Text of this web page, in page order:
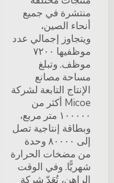
منتشرة في جميع
أنحاء الصين،
ويتجاوز إجمالي عدد
موظفيها ٧٢٠٠
موظف. وتبلغ
مساحة مصانع
الإنتاج التابعة لشركة
Micoe أكثر من
١٠٠٠٠٠ متر مربع،
وبطاقة إنتاجية تصل
إلى ٨٠٠٠٠ وحدة
من مضخات الحرارة
شهريًّا. وفي الوقت
الراهن، تُعَدّ شركة